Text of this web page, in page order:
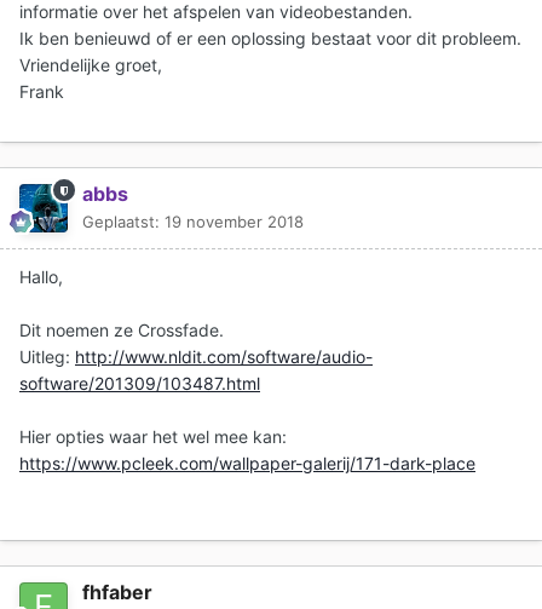
informatie over het afspelen van videobestanden.
Ik ben benieuwd of er een oplossing bestaat voor dit probleem.
Vriendelijke groet,
Frank
abbs
Geplaatst: 19 november 2018
Hallo,
Dit noemen ze Crossfade.
Uitleg: http://www.nldit.com/software/audio-
software/201309/103487.html
Hier opties waar het wel mee kan:
https://www.pcleek.com/wallpaper-galerij/171-dark-place
fhfaber